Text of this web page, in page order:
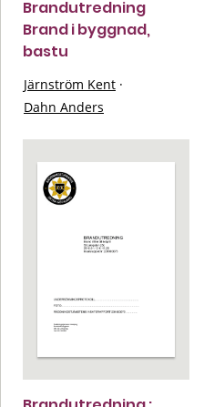
Brandutredning
Brand i byggnad,
bastu
Järnström Kent ·
Dahn Anders